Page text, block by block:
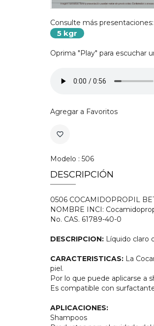
Consulte más presentaciones:
5 kgr
Oprima "Play" para escuchar
Agregar a Favoritos
favorite_border
Modelo : 506
DESCRIPCIÓN
0506 COCAMIDOPROPIL
NOMBRE INCI:
No. CAS. 61789-40-0
DESCRIPCION: Líquido claro
CARACTERISTICAS: La
piel.
Por lo que puede aplicarse a
Es compatible con
APLICACIONES:
Shampoos